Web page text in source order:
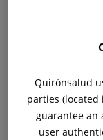
93
Quirónsalud
parties
guarantee an
user